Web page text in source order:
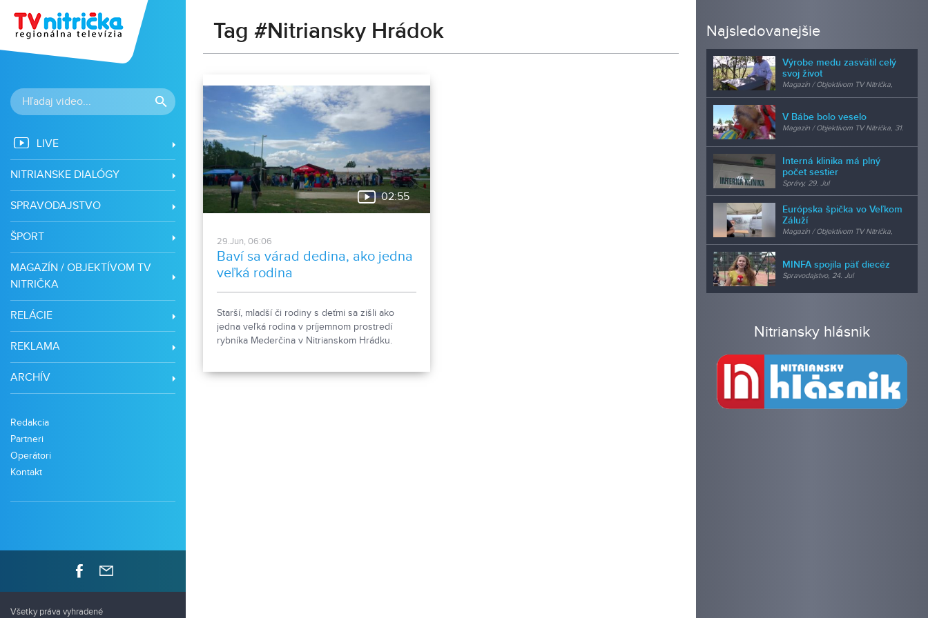
LIVE
NITRIANSKE DIALÓGY
SPRAVODAJSTVO
ŠPORT
MAGAZÍN / OBJEKTÍVOM TV
NITRIČKA
RELÁCIE
REKLAMA
ARCHÍV
Redakcia
Partneri
Operátori
Kontakt
Všetky práva vyhradené
Tag #Nitriansky Hrádok
02:55
29.Jun, 06:06
Baví sa várad dedina, ako jedna
veľká rodina
Starší, mladší či rodiny s deťmi sa zišli ako
jedna veľká rodina v príjemnom prostredí
rybníka Mederčina v Nitrianskom Hrádku.
Najsledovanejšie
Výrobe medu zasvätil celý
svoj život
Magazín / Objektívom TV Nitrička,
V Bábe bolo veselo
Magazín / Objektívom TV Nitrička, 31.
Interná klinika má plný
počet sestier
Správy, 29. Jul
Európska špička vo Veľkom
Záluží
Magazín / Objektívom TV Nitrička,
MINFA spojila päť diecéz
Spravodajstvo, 24. Jul
Nitriansky hlásnik